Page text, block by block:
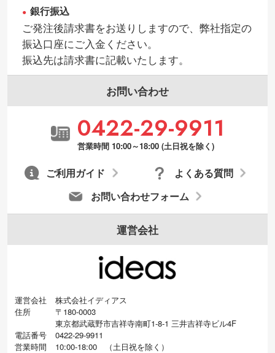
銀行振込
ご発注後請求書をお送りしますので、弊社指定の
振込口座にご入金ください。
振込先は請求書に記載いたします。
お問い合わせ
0422-29-9911
営業時間 10:00～18:00 (土日祝を除く)
お問い合わせフォーム
よくある質問
ご利用ガイド
運営会社
運営会社
株式会社イディアス
住所
〒180-0003
東京都武蔵野市吉祥寺南町1-8-1 三井吉祥寺ビル4F
電話番号
0422-29-9911
営業時間
10:00-18:00 （土日祝を除く）